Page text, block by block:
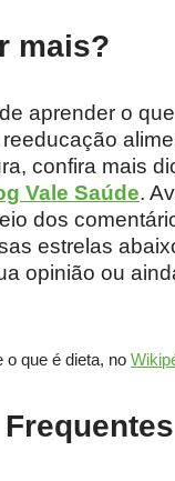
mais?
aprender o
confira mais
Vale Saúde.
dos
estrelas
opinião ou
o que é dieta, no